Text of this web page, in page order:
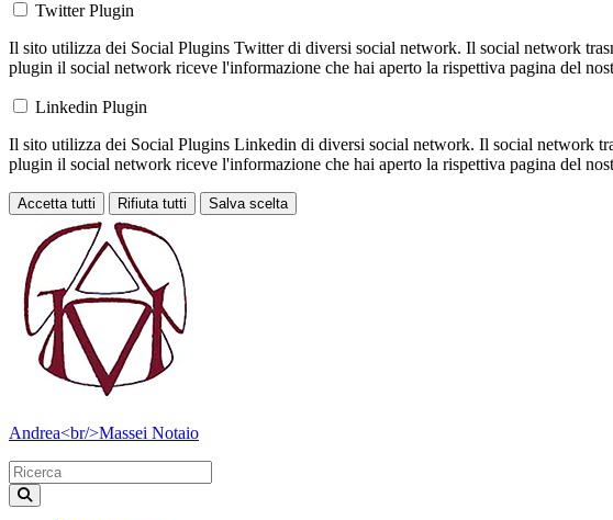
Twitter Plugin
Il sito utilizza dei Social Plugins Twitter di diversi social network. Il social network
plugin il social network riceve l'informazione che hai aperto la rispettiva pagina del
Linkedin Plugin
Il sito utilizza dei Social Plugins Linkedin di diversi social network. Il social network
plugin il social network riceve l'informazione che hai aperto la rispettiva pagina del
Accetta tutti Rifiuta tutti Salva scelta
Loading...
Andrea<br/>Massei Notaio